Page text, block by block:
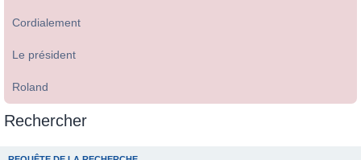
Cordialement
Le président
Roland
Rechercher